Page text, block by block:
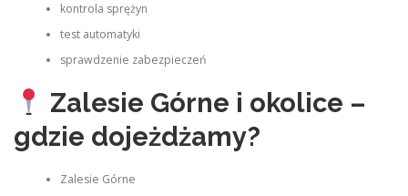
kontrola sprężyn
test automatyki
sprawdzenie zabezpieczeń
Zalesie Górne i okolice –
gdzie dojeżdżamy?
Zalesie Górne